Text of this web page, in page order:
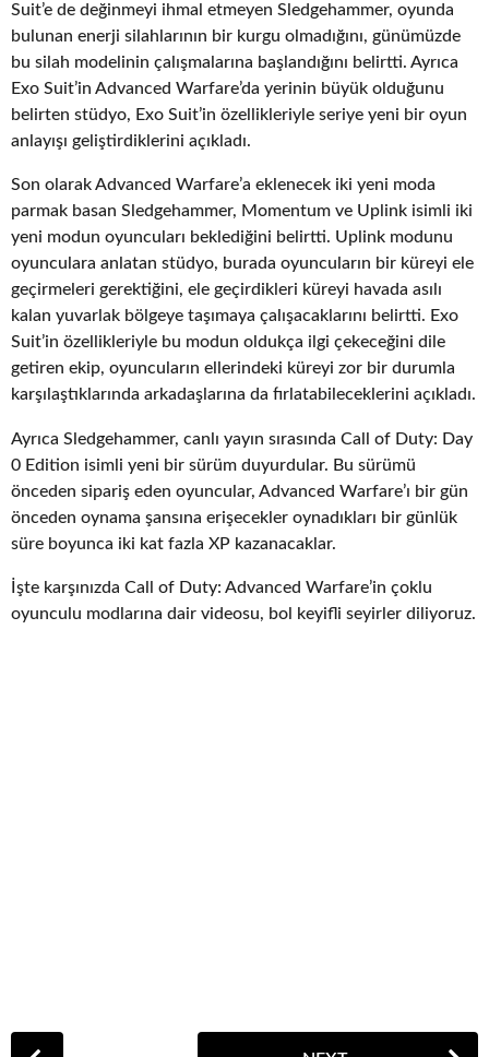
Suit’e de değinmeyi ihmal etmeyen Sledgehammer, oyunda
bulunan enerji silahlarının bir kurgu olmadığını, günümüzde
bu silah modelinin çalışmalarına başlandığını belirtti. Ayrıca
Exo Suit’in Advanced Warfare’da yerinin büyük olduğunu
belirten stüdyo, Exo Suit’in özellikleriyle seriye yeni bir oyun
anlayışı geliştirdiklerini açıkladı.
Son olarak Advanced Warfare’a eklenecek iki yeni moda
parmak basan Sledgehammer, Momentum ve Uplink isimli iki
yeni modun oyuncuları beklediğini belirtti. Uplink modunu
oyunculara anlatan stüdyo, burada oyuncuların bir küreyi ele
geçirmeleri gerektiğini, ele geçirdikleri küreyi havada asılı
kalan yuvarlak bölgeye taşımaya çalışacaklarını belirtti. Exo
Suit’in özellikleriyle bu modun oldukça ilgi çekeceğini dile
getiren ekip, oyuncuların ellerindeki küreyi zor bir durumla
karşılaştıklarında arkadaşlarına da fırlatabileceklerini açıkladı.
Ayrıca Sledgehammer, canlı yayın sırasında Call of Duty: Day
0 Edition isimli yeni bir sürüm duyurdular. Bu sürümü
önceden sipariş eden oyuncular, Advanced Warfare’ı bir gün
önceden oynama şansına erişecekler oynadıkları bir günlük
süre boyunca iki kat fazla XP kazanacaklar.
İşte karşınızda Call of Duty: Advanced Warfare’in çoklu
oyunculu modlarına dair videosu, bol keyifli seyirler diliyoruz.